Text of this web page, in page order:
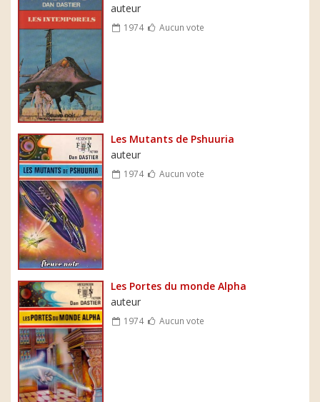
auteur
1974 Aucun vote
Les Mutants de Pshuuria
auteur
1974 Aucun vote
Les Portes du monde Alpha
auteur
1974 Aucun vote